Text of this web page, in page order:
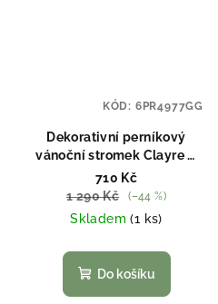
Dekorativní perníkový
vánoční stromek Clayre &
Eef 6PR4977GG
710 Kč
1 290 Kč
(–44 %)
Skladem(1 ks)
Do košíku
KÓD: 6PR4977GG